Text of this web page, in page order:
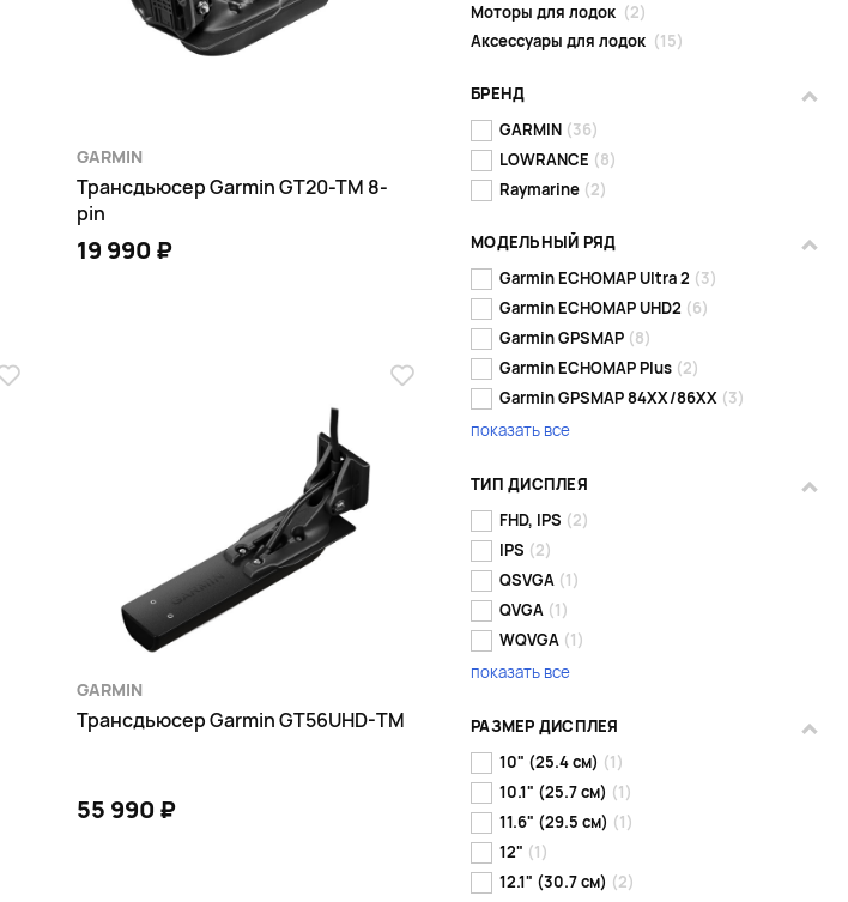
GARMIN
Трансдьюсер Garmin GT20-TM 8-
pin
19 990 ₽
GARMIN
Трансдьюсер Garmin GT56UHD-TM
55 990 ₽
Моторы для лодок (2)
Аксессуары для лодок (15)
БРЕНД
GARMIN (36)
LOWRANCE (8)
Raymarine (2)
МОДЕЛЬНЫЙ РЯД
Garmin ECHOMAP Ultra 2 (3)
Garmin ECHOMAP UHD2 (6)
Garmin GPSMAP (8)
Garmin ECHOMAP Plus (2)
Garmin GPSMAP 84XX/86XX (3)
показать все
ТИП ДИСПЛЕЯ
FHD, IPS (2)
IPS (2)
QSVGA (1)
QVGA (1)
WQVGA (1)
показать все
РАЗМЕР ДИСПЛЕЯ
10" (25.4 см) (1)
10.1" (25.7 см) (1)
11.6" (29.5 см) (1)
12" (1)
12.1" (30.7 см) (2)